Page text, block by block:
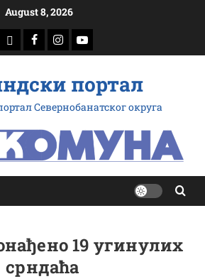
August 8, 2026
доwнлоад
Фацебоок
Инстаграм
Yоутубе
портал
Севернобанатског округа
19 угинулих
срндаћа